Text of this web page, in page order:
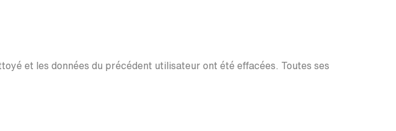
et les données du précédent utilisateur ont été effacées. Toutes ses